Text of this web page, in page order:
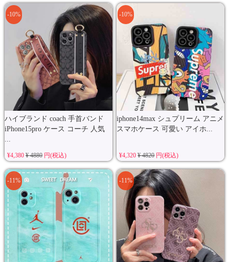
ハイブランド coach 手首バンド
iPhone15pro ケース コーチ 人気
...
-10%
¥4,380 ¥ 4880円(税込)
iphone14max シュプリーム アニメ
スマホケース 可愛い アイホ...
-10%
¥4,320¥ 4820円(税込)
-11% -11%